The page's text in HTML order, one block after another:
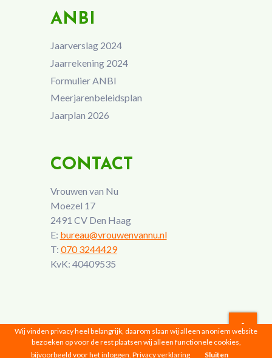
ANBI
Jaarverslag 2024
Jaarrekening 2024
Formulier ANBI
Meerjarenbeleidsplan
Jaarplan 2026
CONTACT
Vrouwen van Nu
Moezel 17
2491 CV Den Haag
E: bureau@vrouwenvannu.nl
T: 070 3244429
KvK: 40409535
Vrouwen van Nu © 2026 |Privacyverklaring
Wij vinden privacy heel belangrijk, daarom slaan wij alleen anoniem website
bezoeken op voor de rest plaatsen wij alleen functionele cookies,
bijvoorbeeld voor het inloggen. Privacy verklaring Sluiten